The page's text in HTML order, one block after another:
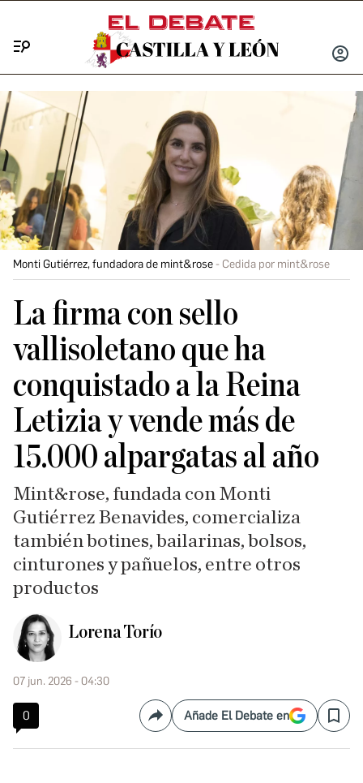
INICIAR
Monti Gutiérrez, fundadora de mint&rose Cedida por mint&rose
La firma con sello
vallisoletano que ha
conquistado a la Reina
Letizia y vende más de
15.000 alpargatas al año
Mint&rose, fundada con Monti
Gutiérrez Benavides, comercializa
también botines, bailarinas, bolsos,
cinturones y pañuelos, entre otros
productos
Lorena Torío
07 jun. 2026 - 04:30
0 CompartirAñade El Debate en Save